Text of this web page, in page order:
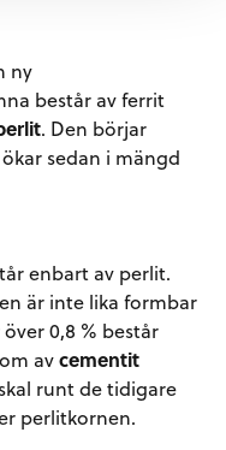
ny
består av ferrit
. Den börjar
sedan i mängd
enbart av perlit.
är inte lika formbar
0,8 % består
avcementit
runt de tidigare
perlitkornen.